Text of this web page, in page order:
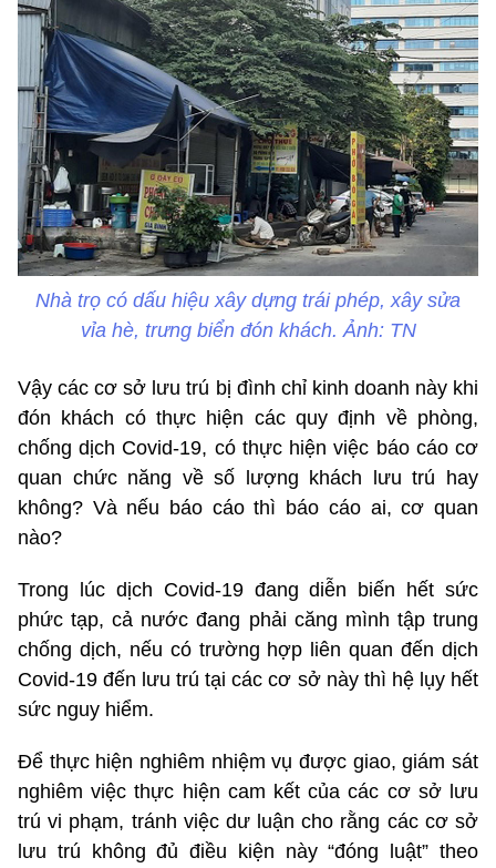
Nhà trọ có dấu hiệu xây dựng trái phép, xây sửa
vỉa hè, trưng biển đón khách. Ảnh: TN
Vậy các cơ sở lưu trú bị đình chỉ kinh doanh này khi
đón khách có thực hiện các quy định về phòng,
chống dịch Covid-19, có thực hiện việc báo cáo cơ
quan chức năng về số lượng khách lưu trú hay
không? Và nếu báo cáo thì báo cáo ai, cơ quan
nào?
Trong lúc dịch Covid-19 đang diễn biến hết sức
phức tạp, cả nước đang phải căng mình tập trung
chống dịch, nếu có trường hợp liên quan đến dịch
Covid-19 đến lưu trú tại các cơ sở này thì hệ lụy hết
sức nguy hiểm.
Để thực hiện nghiêm nhiệm vụ được giao, giám sát
nghiêm việc thực hiện cam kết của các cơ sở lưu
trú vi phạm, tránh việc dư luận cho rằng các cơ sở
lưu trú không đủ điều kiện này “đóng luật” theo